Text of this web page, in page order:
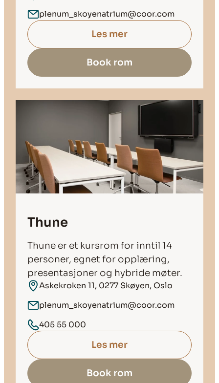
plenum_skoyenatrium@coor.com
Les mer
Book rom
Thune
Thune er et kursrom for inntil 14
personer, egnet for opplæring,
presentasjoner og hybride møter.
Askekroken 11, 0277 Skøyen, Oslo
plenum_skoyenatrium@coor.com
405 55 000
Les mer
Book rom